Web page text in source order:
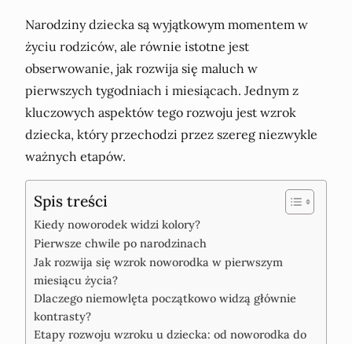
Narodziny dziecka są wyjątkowym momentem w
życiu rodziców, ale równie istotne jest
obserwowanie, jak rozwija się maluch w
pierwszych tygodniach i miesiącach. Jednym z
kluczowych aspektów tego rozwoju jest wzrok
dziecka, który przechodzi przez szereg niezwykle
ważnych etapów.
Spis treści
Kiedy noworodek widzi kolory?
Pierwsze chwile po narodzinach
Jak rozwija się wzrok noworodka w pierwszym
miesiącu życia?
Dlaczego niemowlęta początkowo widzą głównie
kontrasty?
Etapy rozwoju wzroku u dziecka: od noworodka do